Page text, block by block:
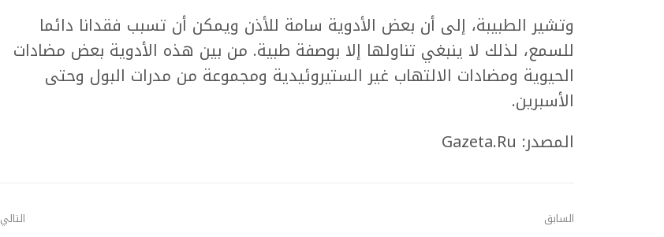
وتشير الطبيبة، إلى أن بعض الأدوية سامة للأذن ويمكن أن تسبب فقدانا دائما
للسمع، لذلك لا ينبغي تناولها إلا بوصفة طبية. من بين هذه الأدوية بعض مضادات
الحيوية ومضادات الالتهاب غير الستيروئيدية ومجموعة من مدرات البول وحتى
الأسبرين.
المصدر: Gazeta.Ru
السابق التالي